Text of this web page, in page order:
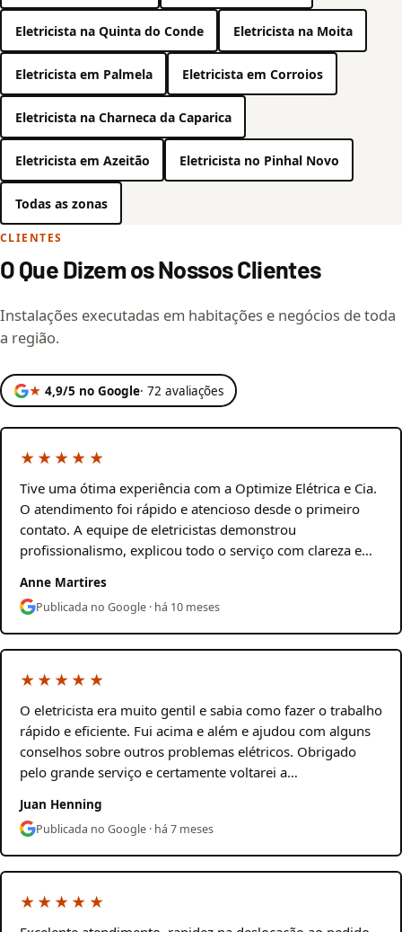
Eletricista na Quinta do Conde Eletricista na Moita
Eletricista em Palmela Eletricista em Corroios
Eletricista na Charneca da Caparica
Eletricista em Azeitão Eletricista no Pinhal Novo
Todas as zonas
CLIENTES
O Que Dizem os Nossos Clientes
Instalações executadas em habitações e negócios de toda
a região.
★ 4,9/5 no Google· 72 avaliações
★★★★★
Tive uma ótima experiência com a Optimize Elétrica e Cia.
O atendimento foi rápido e atencioso desde o primeiro
contato. A equipe de eletricistas demonstrou
profissionalismo, explicou todo o serviço com clareza e…
Anne Martires
Publicada no Google · há 10 meses
★★★★★
O eletricista era muito gentil e sabia como fazer o trabalho
rápido e eficiente. Fui acima e além e ajudou com alguns
conselhos sobre outros problemas elétricos. Obrigado
pelo grande serviço e certamente voltarei a…
Juan Henning
Publicada no Google · há 7 meses
★★★★★